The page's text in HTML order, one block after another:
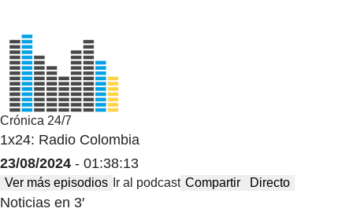
Crónica 24/7
1x24: Radio Colombia
23/08/2024 - 01:38:13
Ver más episodios Ir al podcast Compartir Directo
Noticias en 3′